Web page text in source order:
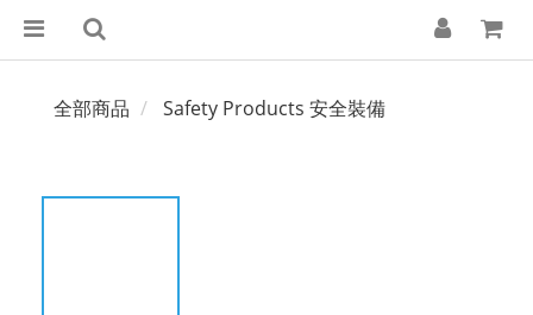
全部商品 Safety Products 安全裝備